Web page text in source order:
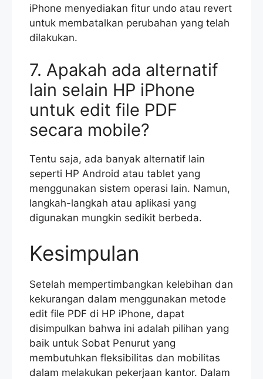
iPhone menyediakan fitur undo atau revert
untuk membatalkan perubahan yang telah
dilakukan.
7. Apakah ada alternatif
lain selain HP iPhone
untuk edit file PDF
secara mobile?
Tentu saja, ada banyak alternatif lain
seperti HP Android atau tablet yang
menggunakan sistem operasi lain. Namun,
langkah-langkah atau aplikasi yang
digunakan mungkin sedikit berbeda.
Kesimpulan
Setelah mempertimbangkan kelebihan dan
kekurangan dalam menggunakan metode
edit file PDF di HP iPhone, dapat
disimpulkan bahwa ini adalah pilihan yang
baik untuk Sobat Penurut yang
membutuhkan fleksibilitas dan mobilitas
dalam melakukan pekerjaan kantor. Dalam